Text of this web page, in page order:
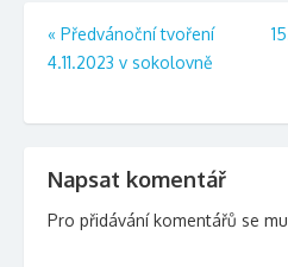
Navigace
pro
« Předvánoční tvoření
4.11.2023 v sokolovně
Napsat komentář
Pro přidávání komentářů se